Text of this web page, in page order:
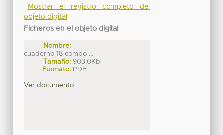
Mostrar el registro completo del
objeto digital
Ficheros en el objeto digital
Nombre:
cuaderno 18 compo ...
Tamaño: 903.0Kb
Formato: PDF
Ver documento